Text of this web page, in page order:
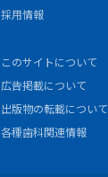
採用情報
このサイトについて
広告掲載について
出版物の転載について
各種歯科関連情報